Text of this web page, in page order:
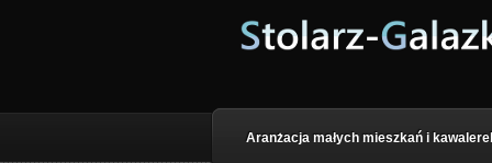
Aranżacja małych mieszkań i